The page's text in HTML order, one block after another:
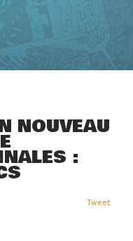
NOUVEAU
:
Tweet